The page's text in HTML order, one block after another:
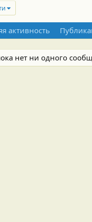
активность
нет ни одного